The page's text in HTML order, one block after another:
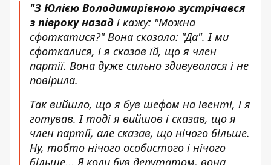
"З Юлією Володимирівною зустрічався
з півроку назад і кажу: "Можна
сфоткатися?" Вона сказала: "Да". І ми
сфоткалися, і я сказав їй, що я член
партії. Вона дуже сильно здивувалася і не
повірила.
Так вийшло, що я був шефом на івенті, і я
готував. І тоді я вийшов і сказав, що я
член партії, але сказав, що нічого більше.
Ну, тобто нічого особистого і нічого
більше... Я коли був депутатом, вона